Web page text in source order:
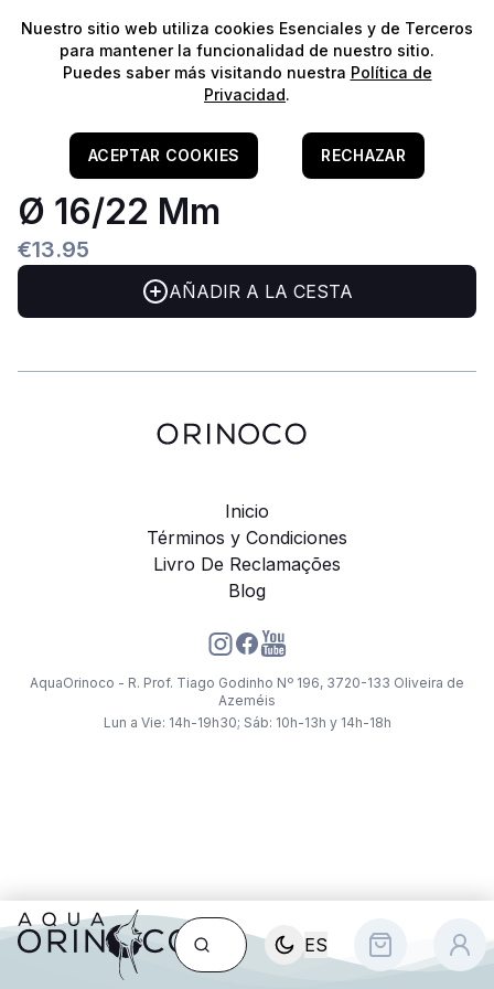
⭐️¡Envíos gratis para pedidos superiores a 60€!*⭐️
ES
Filtragem/Outros & Acessórios
EHEIM Tubo De Aspiração
Ø 16/22 Mm
€13.95
AÑADIR A LA CESTA
Inicio
Términos y Condiciones
Livro De Reclamações
Blog
AquaOrinoco - R. Prof. Tiago Godinho Nº 196, 3720-133 Oliveira de
Azeméis
Lun a Vie: 14h-19h30; Sáb: 10h-13h y 14h-18h
Nuestro sitio web utiliza cookies Esenciales y de Terceros
para mantener la funcionalidad de nuestro sitio.
Puedes saber más visitando nuestra Política de
Privacidad.
ACEPTAR COOKIES RECHAZAR